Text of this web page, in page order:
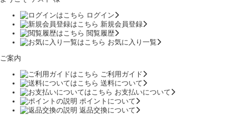
ログイン
新規会員登録
閲覧履歴
お気に入り一覧
ご案内
ご利用ガイド
送料について
お支払いについて
ポイントについて
返品交換について